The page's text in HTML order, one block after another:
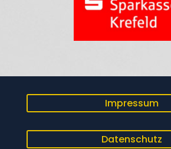
Impressum
Datenschutz